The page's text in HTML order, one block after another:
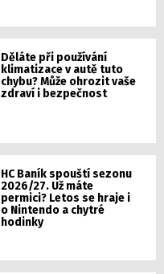
Děláte při používání
klimatizace v autě tuto
chybu? Může ohrozit vaše
zdraví i bezpečnost
HC Baník spouští sezonu
2026/27. Už máte
permici? Letos se hraje i
o Nintendo a chytré
hodinky